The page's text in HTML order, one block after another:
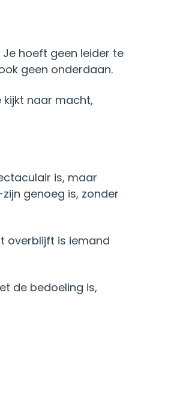
hoeft geen leider te
geen onderdaan.
kijkt naar macht,
is, maar
genoeg is, zonder
overblijft is iemand
de bedoeling is,